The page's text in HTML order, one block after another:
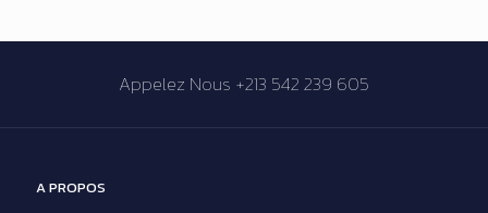
Appelez Nous +213 542 239 605
A PROPOS